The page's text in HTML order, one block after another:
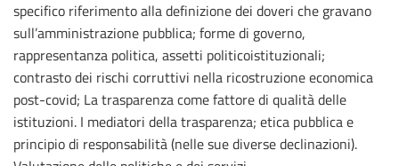
specifico riferimento alla definizione dei doveri che gravano
sull’amministrazione pubblica; forme di governo,
rappresentanza politica, assetti politicoistituzionali;
contrasto dei rischi corruttivi nella ricostruzione economica
post-covid; La trasparenza come fattore di qualità delle
istituzioni. I mediatori della trasparenza; etica pubblica e
principio di responsabilità (nelle sue diverse declinazioni).